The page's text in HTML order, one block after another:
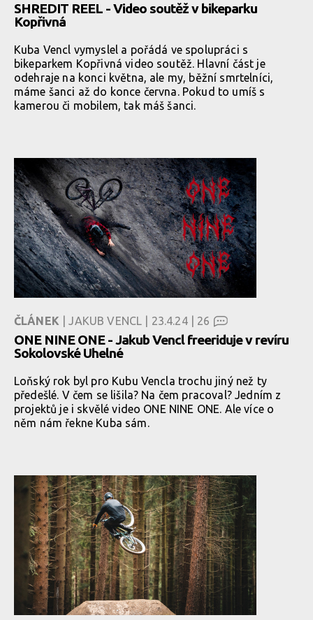
SHREDIT REEL - Video soutěž v bikeparku
Kopřivná
Kuba Vencl vymyslel a pořádá ve spolupráci s
bikeparkem Kopřivná video soutěž. Hlavní část je
odehraje na konci května, ale my, běžní smrtelníci,
máme šanci až do konce června. Pokud to umíš s
kamerou či mobilem, tak máš šanci.
ČLÁNEK | JAKUB VENCL | 23.4.24 | 26
ONE NINE ONE - Jakub Vencl freeriduje v revíru
Sokolovské Uhelné
Loňský rok byl pro Kubu Vencla trochu jiný než ty
předešlé. V čem se lišila? Na čem pracoval? Jedním z
projektů je i skvělé video ONE NINE ONE. Ale více o
něm nám řekne Kuba sám.